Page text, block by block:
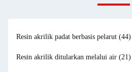
Resin akrilik padat berbasis pelarut (44)
Resin akrilik ditularkan melalui air (21)